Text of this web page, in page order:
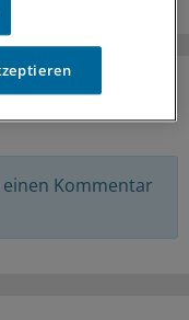
Kommentar